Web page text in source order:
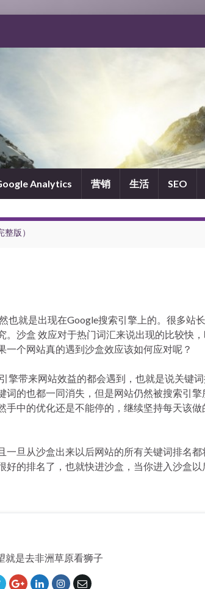
Analytics 营销 生活 SEO
版）
也就是出现在Google搜索引擎上的。很多站
。沙盒 效应对于热门词汇来说出现的比较快
个网站真的遇到沙盒效应该如何应对呢？
擎带来网站效益的都会遇到，也就是说关键
词的也都一同消失，但是网站仍然被搜索引
手中的优化还是不能停的，继续坚持每天该做
一旦从沙盒出来以后网站的所有关键词排名
好的排名了，也就快进沙盒，当你进入沙盒
就是去非洲草原看狮子